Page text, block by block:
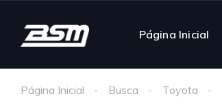
Página Inicial
Página Inicial Busca Toyota